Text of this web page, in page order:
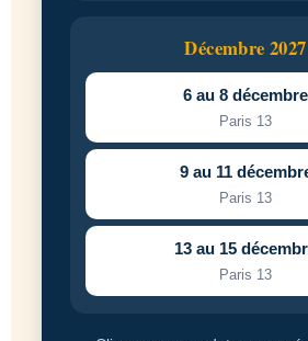
Décembre 2027
6 au 8 décembre
Paris 13
9 au 11
Paris 13
13 au 15
Paris 13